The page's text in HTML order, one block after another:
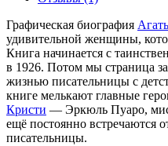
Графическая биография
удивительной женщины,
Книга начинается с
в 1926. Потом мы страница
жизнью писательницы с
книге мелькают главные
Кристи — Эркюль Пуаро,
ещё постоянно встречаются
писательницы.